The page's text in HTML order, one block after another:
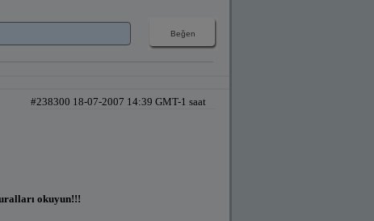
#238300 18-07-2007 14:39 GMT-1 saat
okuyun!!!